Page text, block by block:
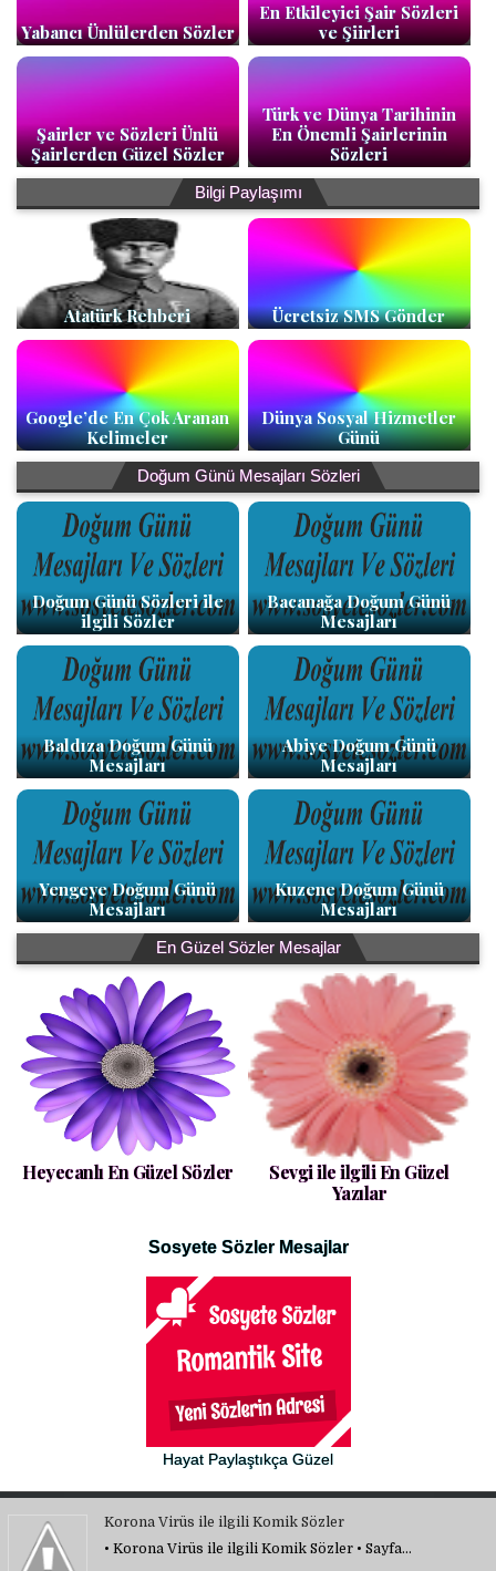
Yabancı Ünlülerden Sözler
En Etkileyici Şair Sözleri
ve Şiirleri
Şairler ve Sözleri Ünlü
Şairlerden Güzel Sözler
Türk ve Dünya Tarihinin
En Önemli Şairlerinin
Sözleri
Bilgi Paylaşımı
Atatürk Rehberi Ücretsiz SMS Gönder
Google’de En Çok Aranan
Kelimeler
Dünya Sosyal Hizmetler
Günü
Doğum Günü Mesajları Sözleri
Doğum Günü Sözleri ile
ilgili Sözler
Bacanağa Doğum Günü
Mesajları
Baldıza Doğum Günü
Mesajları
Abiye Doğum Günü
Mesajları
Yengeye Doğum Günü
Mesajları
Kuzene Doğum Günü
Mesajları
En Güzel Sözler Mesajlar
Heyecanlı En Güzel Sözler
Sevgi ile ilgili En Güzel
Yazılar
Sosyete Sözler Mesajlar
Hayat Paylaştıkça Güzel
Korona Virüs ile ilgili Komik Sözler
• Korona Virüs ile ilgili Komik Sözler • Sayfa…